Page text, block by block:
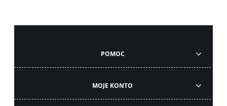
POMOC
MOJE KONTO